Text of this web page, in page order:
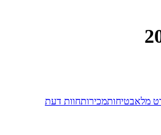
מלאבטיחותמכירותחוות דעת